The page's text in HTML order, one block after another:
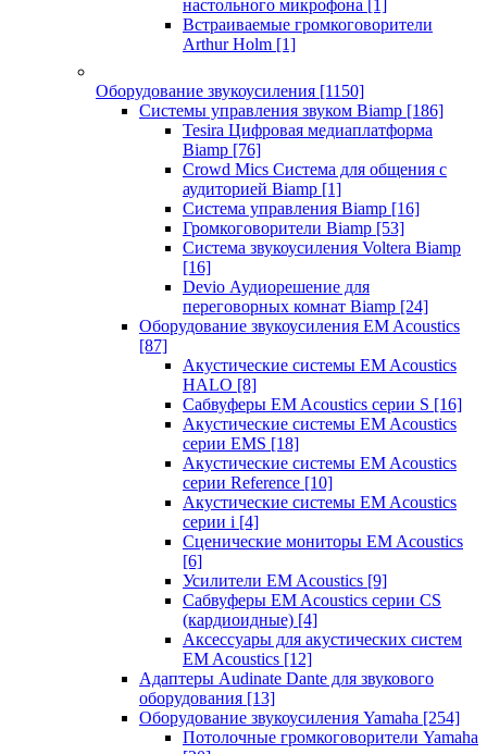
настольного микрофона [1]
Встраиваемые громкоговорители
Arthur Holm [1]
Оборудование звукоусиления [1150]
Системы управления звуком Biamp [186]
Tesira Цифровая медиаплатформа
Biamp [76]
Crowd Mics Система для общения с
аудиторией Biamp [1]
Система управления Biamp [16]
Громкоговорители Biamp [53]
Система звукоусиления Voltera Biamp
[16]
Devio Аудиорешение для
переговорных комнат Biamp [24]
Оборудование звукоусиления EM Acoustics
[87]
Акустические системы EM Acoustics
HALO [8]
Сабвуферы EM Acoustics серии S [16]
Акустические системы EM Acoustics
серии EMS [18]
Акустические системы EM Acoustics
серии Reference [10]
Акустические системы EM Acoustics
серии i [4]
Сценические мониторы EM Acoustics
[6]
Усилители EM Acoustics [9]
Сабвуферы EM Acoustics серии CS
(кардиоидные) [4]
Аксессуары для акустических систем
EM Acoustics [12]
Адаптеры Audinate Dante для звукового
оборудования [13]
Оборудование звукоусиления Yamaha [254]
Потолочные громкоговорители Yamaha